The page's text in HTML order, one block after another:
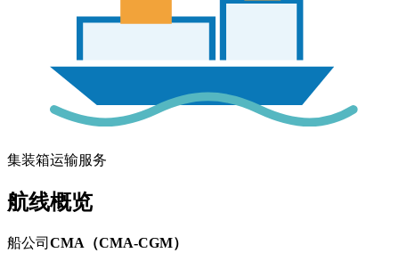
集装箱运输服务
航线概览
船公司 CMA（CMA-CGM）